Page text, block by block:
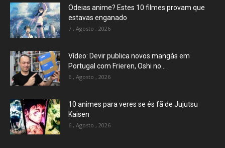
Odeias anime? Estes 10 filmes provam que
estavas enganado
7 , Agosto , 2026
Vídeo: Devir publica novos mangás em
Portugal com Frieren, Oshi no...
6 , Agosto , 2026
10 animes para veres se és fã de Jujutsu
Kaisen
6 , Agosto , 2026